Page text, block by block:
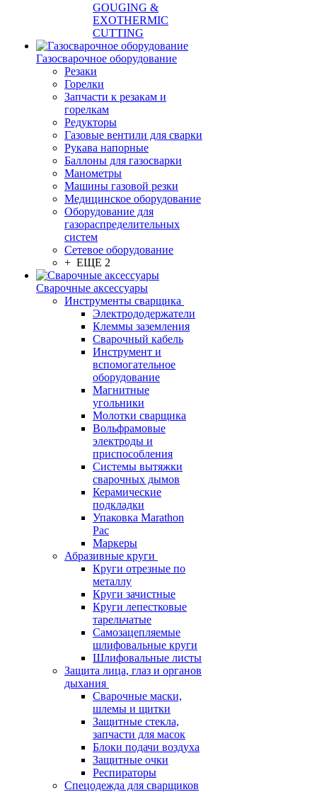
GOUGING &
EXOTHERMIC
CUTTING
Газосварочное оборудование
Резаки
Горелки
Запчасти к резакам и
горелкам
Редукторы
Газовые вентили для сварки
Рукава напорные
Баллоны для газосварки
Манометры
Машины газовой резки
Медицинское оборудование
Оборудование для
газораспределительных
систем
Сетевое оборудование
+ ЕЩЕ 2
Сварочные аксессуары
Инструменты сварщика
Электрододержатели
Клеммы заземления
Сварочный кабель
Инструмент и
вспомогательное
оборудование
Магнитные
угольники
Молотки сварщика
Вольфрамовые
электроды и
приспособления
Системы вытяжки
сварочных дымов
Керамические
подкладки
Упаковка Marathon
Pac
Маркеры
Абразивные круги
Круги отрезные по
металлу
Круги зачистные
Круги лепестковые
тарельчатые
Самозацепляемые
шлифовальные круги
Шлифовальные листы
Защита лица, глаз и органов
дыхания
Сварочные маски,
шлемы и щитки
Защитные стекла,
запчасти для масок
Блоки подачи воздуха
Защитные очки
Респираторы
Спецодежда для сварщиков